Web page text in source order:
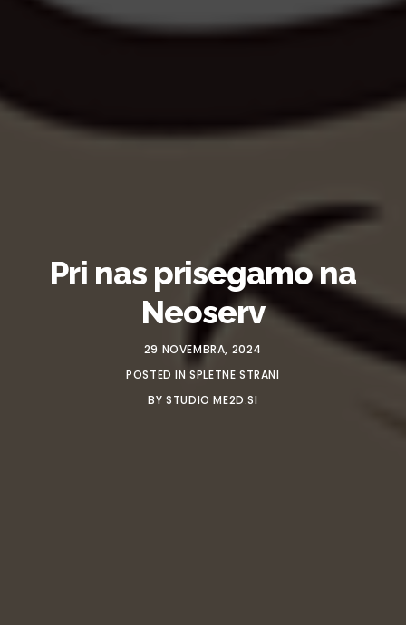
Pri nas prisegamo na
Neoserv
29 NOVEMBRA, 2024
POSTED INSPLETNE STRANI
BYSTUDIO ME2D.SI